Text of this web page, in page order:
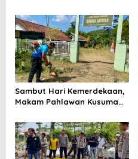
Tembus 10,2 Ton per Hektare
Sambut Hari Kemerdekaan,
Makam Pahlawan Kusuma
Dibersihkan